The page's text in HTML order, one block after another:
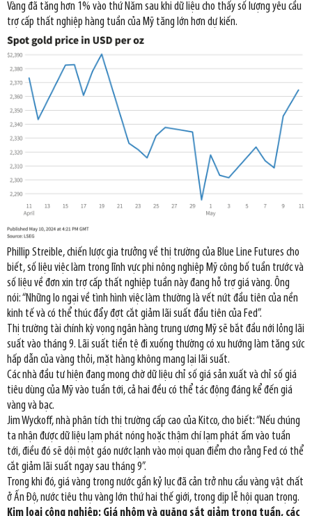
Vàng đã tăng hơn 1% vào thứ Năm sau khi dữ liệu cho thấy số lượng yêu cầu
trợ cấp thất nghiệp hàng tuần của Mỹ tăng lớn hơn dự kiến.
Phillip Streible, chiến lược gia trưởng về thị trường của Blue Line Futures cho
biết, số liệu việc làm trong lĩnh vực phi nông nghiệp Mỹ công bố tuần trước và
số liệu về đơn xin trợ cấp thất nghiệp tuần này đang hỗ trợ giá vàng. Ông
nói: “Những lo ngại về tình hình việc làm thường là vết nứt đầu tiên của nền
kinh tế và có thể thúc đẩy đợt cắt giảm lãi suất đầu tiên của Fed”.
Thị trường tài chính kỳ vọng ngân hàng trung ương Mỹ sẽ bắt đầu nới lỏng lãi
suất vào tháng 9. Lãi suất tiền tệ đi xuống thường có xu hướng làm tăng sức
hấp dẫn của vàng thỏi, mặt hàng không mang lại lãi suất.
Các nhà đầu tư hiện đang mong chờ dữ liệu chỉ số giá sản xuất và chỉ số giá
tiêu dùng của Mỹ vào tuần tới, cả hai đều có thể tác động đáng kể đến giá
vàng và bạc.
Jim Wyckoff, nhà phân tích thị trường cấp cao của Kitco, cho biết: “Nếu chúng
ta nhận được dữ liệu lạm phát nóng hoặc thậm chí lạm phát ấm vào tuần
tới, điều đó sẽ dội một gáo nước lạnh vào mọi quan điểm cho rằng Fed có thể
cắt giảm lãi suất ngay sau tháng 9”.
Trong khi đó, giá vàng trong nước gần kỷ lục đã cản trở nhu cầu vàng vật chất
ở Ấn Độ, nước tiêu thụ vàng lớn thứ hai thế giới, trong dịp lễ hội quan trọng.
Kim loại công nghiệp: Giá nhôm và quặng sắt giảm trong tuần, các